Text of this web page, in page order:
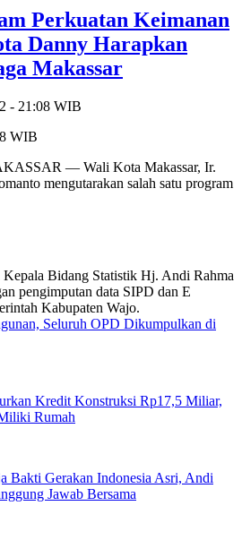
Perkuatan Keimanan
Danny Harapkan
Makassar
- 21:08 WIB
WIB
— Wali Kota Makassar, Ir.
mengutarakan salah satu program
Seluruh OPD Dikumpulkan di
Kredit Konstruksi Rp17,5 Miliar,
Rumah
Bakti Gerakan Indonesia Asri, Andi
Jawab Bersama